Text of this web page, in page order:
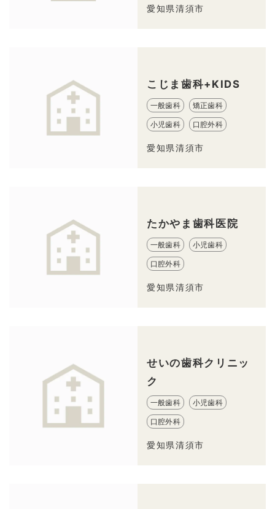
愛知県清須市
こじま歯科+KIDS
一般歯科 矯正歯科
小児歯科 口腔外科
愛知県清須市
たかやま歯科医院
一般歯科 小児歯科
口腔外科
愛知県清須市
せいの歯科クリニッ
ク
一般歯科 小児歯科
口腔外科
愛知県清須市